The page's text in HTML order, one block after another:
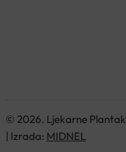
© 2026. Ljekarne Plantak
| Izrada: MIDNEL